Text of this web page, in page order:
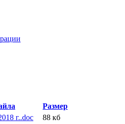
Размер
г..doc
88 кб